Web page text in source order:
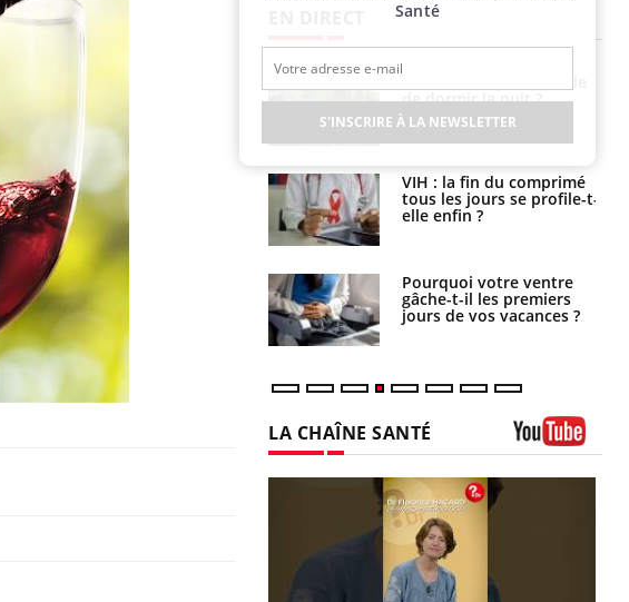
France ?
Les médicaments GLP-1
protègent-ils aussi les os
?
Cytomégalovirus : ce qui
change dans la prise en
charge des femmes
enceintes
de dormir la nuit ?
VIH : la fin du comprimé
tous les jours se profile-t-
elle enfin ?
Pourquoi votre ventre
gâche-t-il les premiers
jours de vos vacances ?
LA CHAÎNE SANTÉ
Santé
S'INSCRIRE À LA NEWSLETTER